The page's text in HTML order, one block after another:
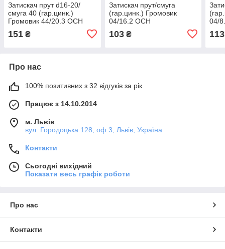
Затискач прут d16-20/
смуга 40 (гар.цинк.)
Громовик 44/20.3 OCH
151 ₴
Затискач прут/смуга
(гар.цинк.) Громовик
04/16.2 OCH
103₴
04/
113
Про нас
100% позитивних з 32 відгуків за рік
Працює з 14.10.2014
м. Львів
вул. Городоцька 128, оф.3, Львів, Україна
Контакти
Сьогодні вихідний
Показати весь графік роботи
Про нас
Контакти